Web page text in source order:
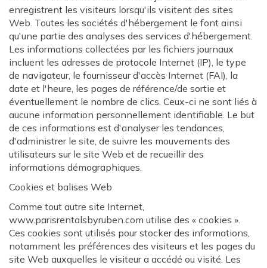
enregistrent les visiteurs lorsqu'ils visitent des sites
Web. Toutes les sociétés d'hébergement le font ainsi
qu'une partie des analyses des services d'hébergement.
Les informations collectées par les fichiers journaux
incluent les adresses de protocole Internet (IP), le type
de navigateur, le fournisseur d'accès Internet (FAI), la
date et l'heure, les pages de référence/de sortie et
éventuellement le nombre de clics. Ceux-ci ne sont liés à
aucune information personnellement identifiable. Le but
de ces informations est d'analyser les tendances,
d'administrer le site, de suivre les mouvements des
utilisateurs sur le site Web et de recueillir des
informations démographiques.
Cookies et balises Web
Comme tout autre site Internet,
www.parisrentalsbyruben.com utilise des « cookies ».
Ces cookies sont utilisés pour stocker des informations,
notamment les préférences des visiteurs et les pages du
site Web auxquelles le visiteur a accédé ou visité. Les